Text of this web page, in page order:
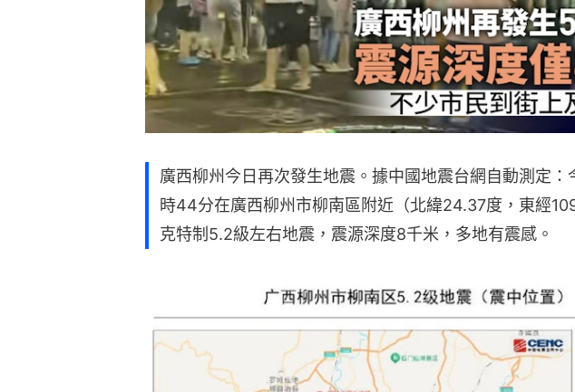
廣西柳州今日再次發生地震。據中國地震台網自動測定：
時44分在廣西柳州市柳南區附近（北緯24.37度，東經
克特制5.2級左右地震，震源深度8千米，多地有震感。